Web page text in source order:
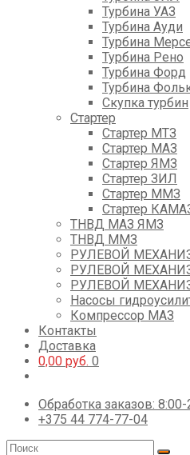
Турбина УАЗ
Турбина Ауди
Турбина
Турбина Рено
Турбина Форд
Турбина
Скупка турбин
Стартер
Стартер МТЗ
Стартер МАЗ
Стартер ЯМЗ
Стартер ЗИЛ
Стартер ММЗ
Стартер
ТНВД МАЗ ЯМЗ
ТНВД ММЗ
РУЛЕВОЙ
РУЛЕВОЙ
РУЛЕВОЙ
Насосы
Компрессор МАЗ
Контакты
Доставка
0,00 руб. 0
Обработка заказов:
+375 44 774-77-04